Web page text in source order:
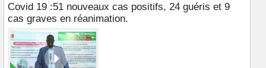
Covid 19 :51 nouveaux cas positifs, 24 guéris et 9
cas graves en réanimation.